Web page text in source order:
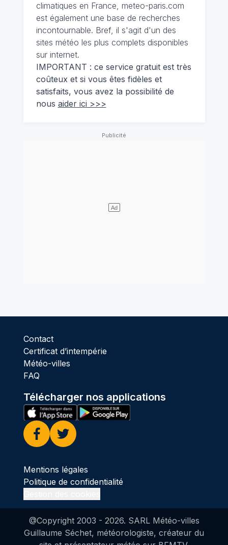
climatiques en France, meteo-paris.com
est également une base de recherches
incontournable. Bref, il s'agit d'un des
sites météo les plus complets disponibles
sur internet.
IMPORTANT : ce service gratuit est très
coûteux et si vous êtes fidèles et
satisfaits, vous avez la possibilité de
nous aider ici >>>
Contact
Certificat d’intempérie
Météo-villes
FAQ
Télécharger nos applications
Facebook
Twitter
Mentions légales
Politique de confidentialité
@Copyright 2003 - 2026. SARL Météo-villes
Guillaume Séchet, météorologiste, créateur du